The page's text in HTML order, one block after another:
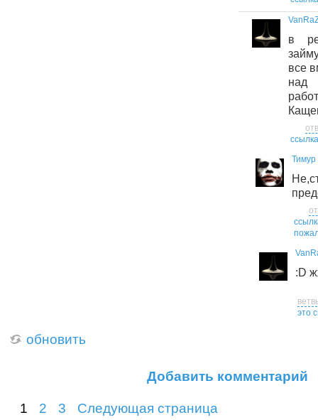
в
все
ссылка
Тимур
:D
это
обновить
Добавить комментарий
1 2 3 Следующая страница